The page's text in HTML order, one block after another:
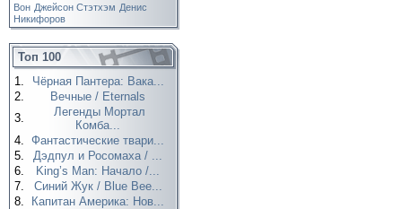
Вон Джейсон Стэтхэм Денис
Никифоров
Топ 100
1.
Чёрная Пантера: Вака...
2.
Вечные / Eternals
3.
Легенды Мортал
Комба...
4. Фантастические твари...
5.
Дэдпул и Росомаха / ...
6.
King’s Man: Начало /...
7.
Синий Жук / Blue Bee...
8.
Капитан Америка: Нов...